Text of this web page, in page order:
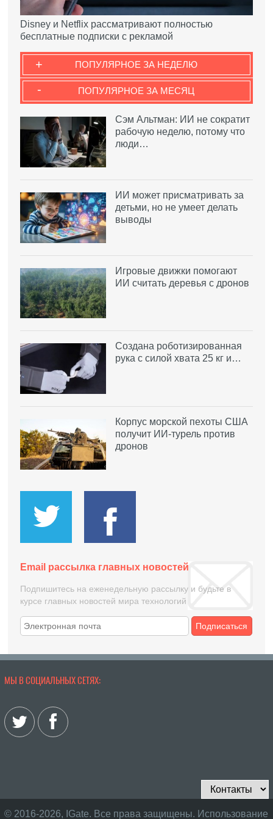
Disney и Netflix рассматривают полностью
бесплатные подписки с рекламой
ПОПУЛЯРНОЕ ЗА НЕДЕЛЮ
+
ПОПУЛЯРНОЕ ЗА МЕСЯЦ
-
Сэм Альтман: ИИ не сократит
рабочую неделю, потому что
люди…
ИИ может присматривать за
детьми, но не умеет делать
выводы
Игровые движки помогают
ИИ считать деревья с дронов
Создана роботизированная
рука с силой хвата 25 кг и…
Корпус морской пехоты США
получит ИИ-турель против
дронов
Email рассылка главных новостей
Подпишитесь на еженедельную рассылку и будьте в
курсе главных новостей мира технологий
Подписаться
МЫ В СОЦИАЛЬНЫХ СЕТЯХ:
© 2016-2026, IGate. Все права защищены. Использование